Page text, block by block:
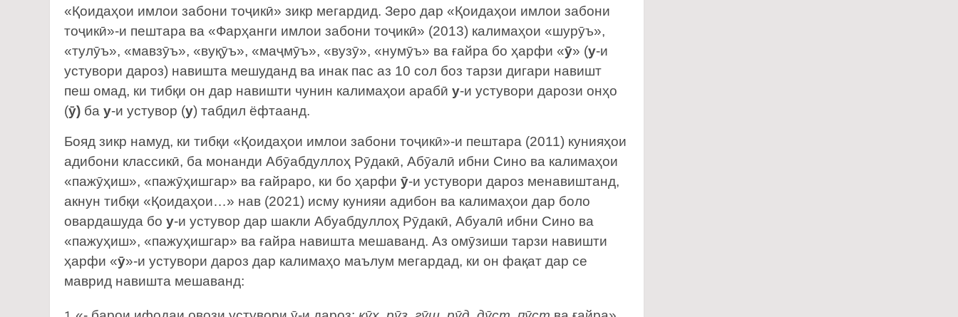
«Қоидаҳои имлои забони тоҷикӣ» зикр мегардид. Зеро дар «Қоидаҳои имлои забони
тоҷикӣ»-и пештара ва «Фарҳанги имлои забони тоҷикӣ» (2013) калимаҳои «шурӯъ»,
«тулӯъ», «мавзӯъ», «вуқӯъ», «маҷмӯъ», «вузӯ», «нумӯъ» ва ғайра бо ҳарфи «ӯ» (у-и
устувори дароз) навишта мешуданд ва инак пас аз 10 сол боз тарзи дигари навишт
пеш омад, ки тибқи он дар навишти чунин калимаҳои арабӣ у-и устувори дарози онҳо
(ӯ) ба у-и устувор (у) табдил ёфтаанд.
Бояд зикр намуд, ки тибқи «Қоидаҳои имлои забони тоҷикӣ»-и пештара (2011) кунияҳои
адибони классикӣ, ба монанди Абӯабдуллоҳ Рӯдакӣ, Абӯалӣ ибни Сино ва калимаҳои
«пажӯҳиш», «пажӯҳишгар» ва ғайраро, ки бо ҳарфи ӯ-и устувори дароз менавиштанд,
акнун тибқи «Қоидаҳои…» нав (2021) исму кунияи адибон ва калимаҳои дар боло
овардашуда бо у-и устувор дар шакли Абуабдуллоҳ Рӯдакӣ, Абуалӣ ибни Сино ва
«пажуҳиш», «пажуҳишгар» ва ғайра навишта мешаванд. Аз омӯзиши тарзи навишти
ҳарфи «ӯ»-и устувори дароз дар калимаҳо маълум мегардад, ки он фақат дар се
маврид навишта мешаванд: